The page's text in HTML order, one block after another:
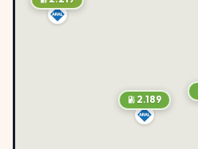
2.189